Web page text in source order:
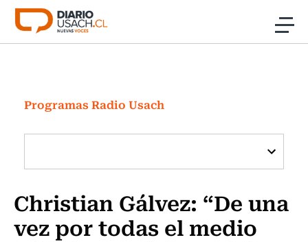
Click acá para ir directamente al contenido
Investigación
Cultura
Programas Radio y TV Usach
Programas Radio Usach
Christian Gálvez: “De una
vez por todas el medio